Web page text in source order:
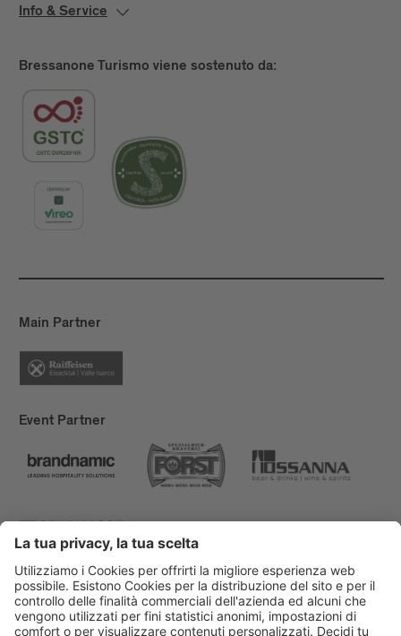
Info & Service
Bressanone Turismo viene sostenuto da:
Main Partner
Event Partner
Bressanone Turismo
Privacy
Note legali Finanziamenti